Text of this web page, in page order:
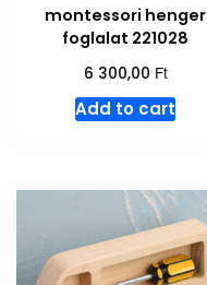
montessori henger
foglalat 221028
6 300,00 Ft
Add to cart